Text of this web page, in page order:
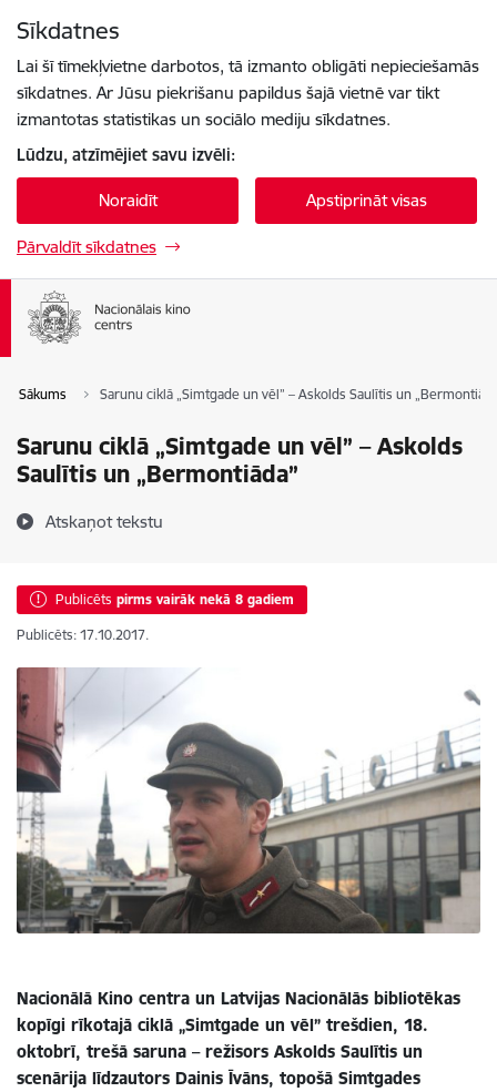
Sīkdatnes
Lai šī tīmekļvietne darbotos, tā izmanto obligāti nepieciešamās
sīkdatnes. Ar Jūsu piekrišanu papildus šajā vietnē var tikt
izmantotas statistikas un sociālo mediju sīkdatnes.
Lūdzu, atzīmējiet savu izvēli:
Noraidīt Apstiprināt visas
Pārvaldīt sīkdatnes
Sākums Sarunu ciklā „Simtgade un vēl” – Askolds Saulītis un
Sarunu ciklā „Simtgade un vēl” – Askolds
Saulītis un „Bermontiāda”
Atskaņot tekstu
Publicēts pirms vairāk nekā 8 gadiem
Publicēts: 17.10.2017.
Nacionālā Kino centra un Latvijas Nacionālās bibliotēkas
kopīgi rīkotajā ciklā „Simtgade un vēl” trešdien, 18.
oktobrī, trešā saruna – režisors Askolds Saulītis un
scenārija līdzautors Dainis Īvāns, topošā Simtgades